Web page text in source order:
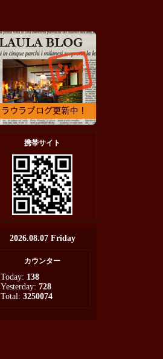
携帯サイト
2026.08.07 Friday
カウンター
Today: 138
Yesterday: 728
Total: 3250074